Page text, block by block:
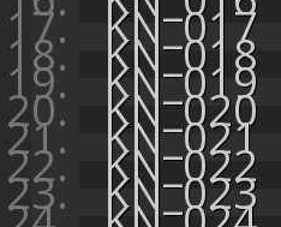
KN_017
KN_018
KN_019
KN_020
KN_021
KN_022
KN_023